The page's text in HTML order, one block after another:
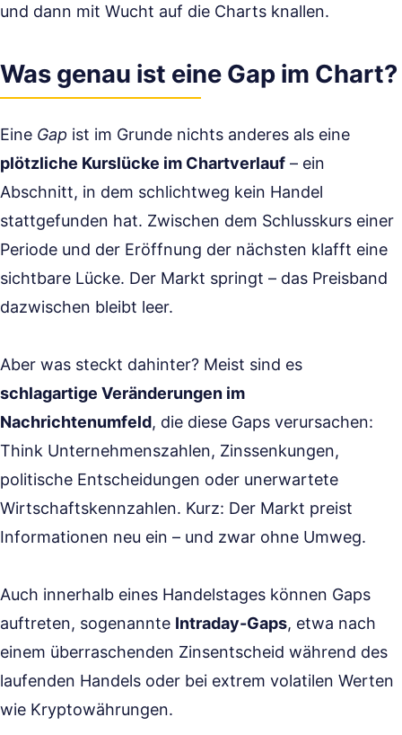
und dann mit Wucht auf die Charts knallen.
Was genau ist eine Gap im Chart?
Eine Gap ist im Grunde nichts anderes als eine
plötzliche Kurslücke im Chartverlauf – ein
Abschnitt, in dem schlichtweg kein Handel
stattgefunden hat. Zwischen dem Schlusskurs einer
Periode und der Eröffnung der nächsten klafft eine
sichtbare Lücke. Der Markt springt – das Preisband
dazwischen bleibt leer.
Aber was steckt dahinter? Meist sind es
schlagartige Veränderungen im
Nachrichtenumfeld, die diese Gaps verursachen:
Think Unternehmenszahlen, Zinssenkungen,
politische Entscheidungen oder unerwartete
Wirtschaftskennzahlen. Kurz: Der Markt preist
Informationen neu ein – und zwar ohne Umweg.
Auch innerhalb eines Handelstages können Gaps
auftreten, sogenannte Intraday-Gaps, etwa nach
einem überraschenden Zinsentscheid während des
laufenden Handels oder bei extrem volatilen Werten
wie Kryptowährungen.